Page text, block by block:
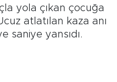
yola çıkan çocuğa
atlatılan kaza anı
saniye yansıdı.